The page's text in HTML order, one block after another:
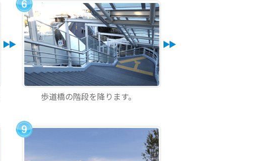
歩道橋の階段を降ります。